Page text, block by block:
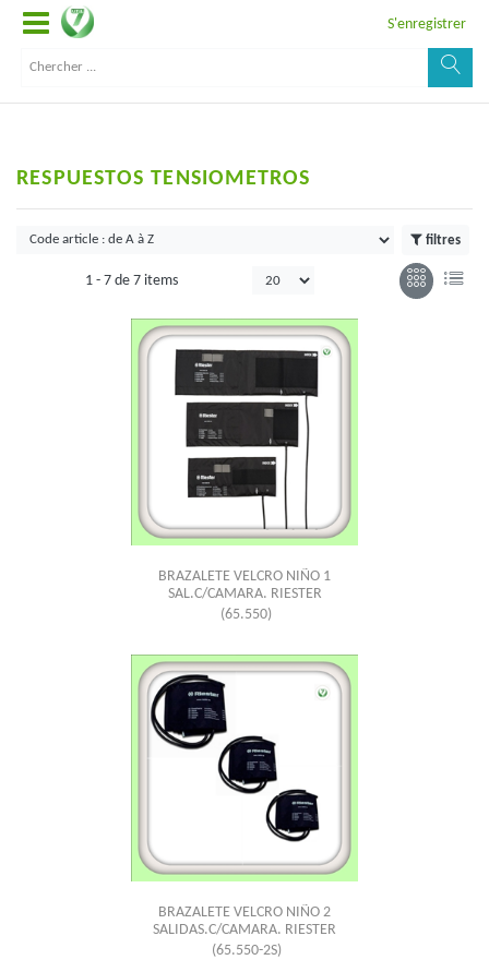
S'enregistrer
RESPUESTOS TENSIOMETROS
filtres
1 - 7 de 7 items
BRAZALETE VELCRO NIÑO 1
SAL.C/CAMARA. RIESTER
(65.550)
BRAZALETE VELCRO NIÑO 2
SALIDAS.C/CAMARA. RIESTER
(65.550-2S)